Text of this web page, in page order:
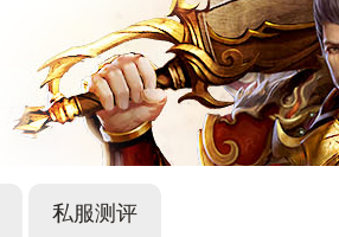
私服测评